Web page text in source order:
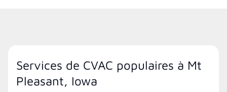
Services de CVAC populaires à Mt
Pleasant, Iowa